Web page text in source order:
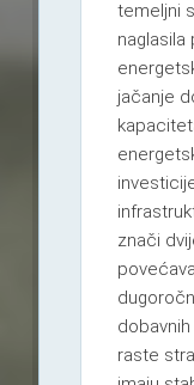
temeljni
naglasila
jačanje
znači
raste